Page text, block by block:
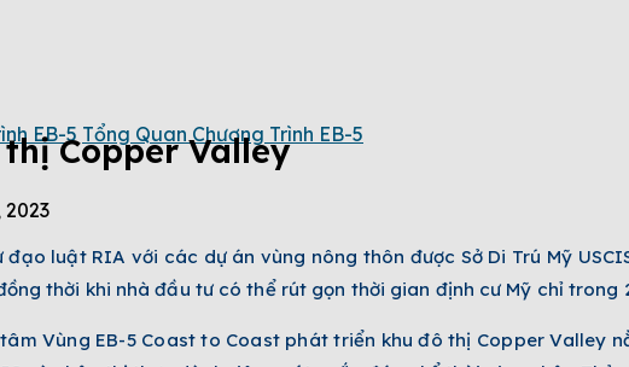
EB-5 Tổng Quan Chương Trình EB-5
Copper Valley
2023
luật RIA với các dự án vùng nông thôn được Sở Di Trú Mỹ
thời khi nhà đầu tư có thể rút gọn thời gian định cư Mỹ chỉ trong
Vùng EB-5 Coast to Coast phát triển khu đô thị Copper Valley